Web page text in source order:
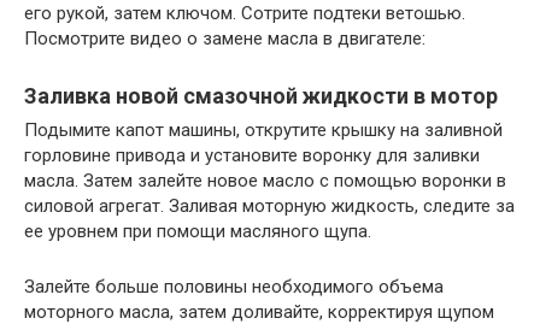
его рукой, затем ключом. Сотрите подтеки ветошью.
Посмотрите видео о замене масла в двигателе:
Заливка новой смазочной жидкости в мотор
Подымите капот машины, открутите крышку на заливной
горловине привода и установите воронку для заливки
масла. Затем залейте новое масло с помощью воронки в
силовой агрегат. Заливая моторную жидкость, следите за
ее уровнем при помощи масляного щупа.
Залейте больше половины необходимого объема
моторного масла, затем доливайте, корректируя щупом